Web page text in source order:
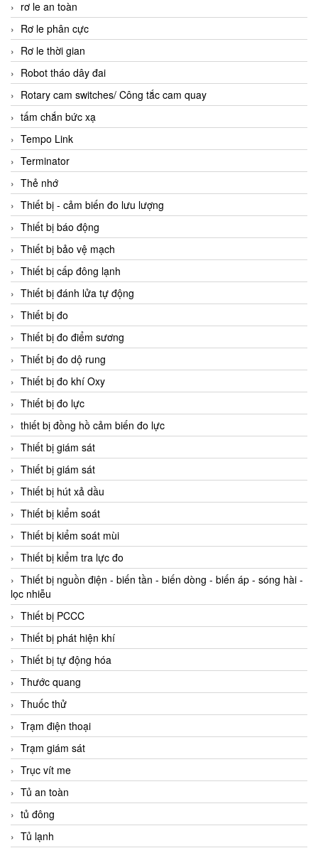
rơ le an toàn
Rơ le phân cực
Rơ le thời gian
Robot tháo dây đai
Rotary cam switches/ Công tắc cam quay
tấm chắn bức xạ
Tempo Link
Terminator
Thẻ nhớ
Thiết bị - cảm biến đo lưu lượng
Thiết bị báo động
Thiết bị bảo vệ mạch
Thiết bị cấp đông lạnh
Thiết bị đánh lửa tự động
Thiết bị đo
Thiết bị đo điểm sương
Thiết bị đo dộ rung
Thiết bị đo khí Oxy
Thiết bị đo lực
thiết bị đồng hồ cảm biến đo lực
Thiết bị giám sát
Thiết bị giám sát
Thiết bị hút xả dầu
Thiết bị kiểm soát
Thiết bị kiểm soát mùi
Thiết bị kiểm tra lực đo
Thiết bị nguồn điện - biến tần - biến dòng - biến áp - sóng hài -
lọc nhiễu
Thiết bị PCCC
Thiết bị phát hiện khí
Thiết bị tự động hóa
Thước quang
Thuốc thử
Trạm điện thoại
Trạm giám sát
Trục vít me
Tủ an toàn
tủ đông
Tủ lạnh